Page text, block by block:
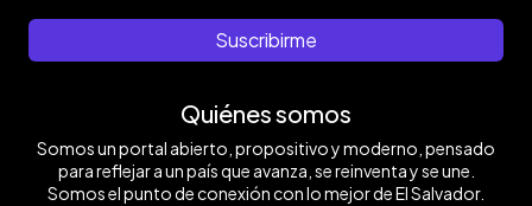
Suscribirme
Quiénes somos
Somos un portal abierto, propositivo y moderno, pensado
para reflejar a un país que avanza, se reinventa y se une.
Somos el punto de conexión con lo mejor de El Salvador.